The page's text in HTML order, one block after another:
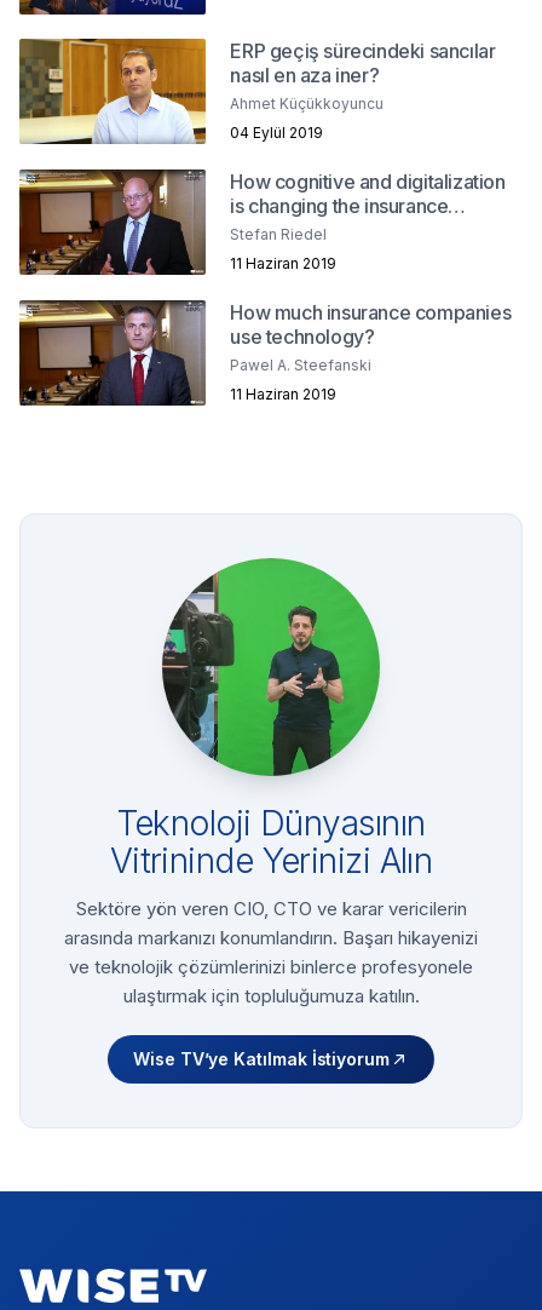
ERP geçiş sürecindeki sancılar
nasıl en aza iner?
Ahmet Küçükkoyuncu
04 Eylül 2019
How cognitive and digitalization
is changing the insurance
industry?
Stefan Riedel
11 Haziran 2019
How much insurance companies
use technology?
Pawel A. Steefanski
11 Haziran 2019
Teknoloji Dünyasının
Vitrininde Yerinizi Alın
Sektöre yön veren CIO, CTO ve karar vericilerin
arasında markanızı konumlandırın. Başarı hikayenizi
ve teknolojik çözümlerinizi binlerce profesyonele
ulaştırmak için topluluğumuza katılın.
Wise TV’ye Katılmak İstiyorum